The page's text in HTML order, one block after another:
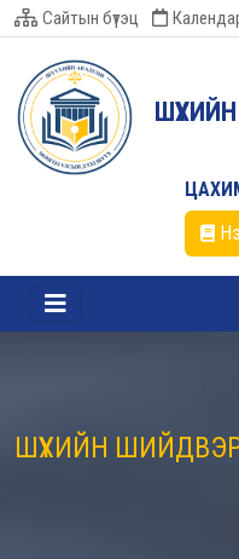
Сайтын бүтэц
ШҮҮХИЙН